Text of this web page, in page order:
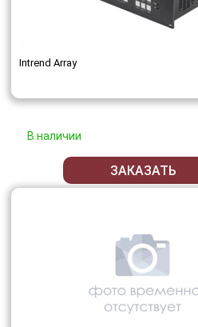
Intrend Array
В наличии
ЗАКАЗАТЬ